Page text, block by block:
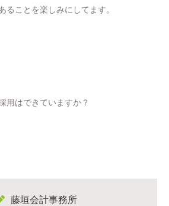
ることを楽しみにしてます。
用はできていますか？
藤垣会計事務所